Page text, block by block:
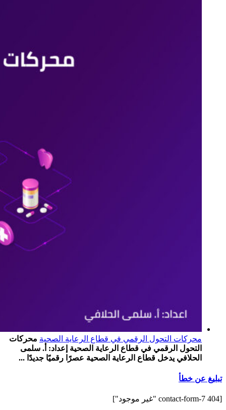
محركات التحول الرقمي في قطاع الرعاية الصحية محركات
التحول الرقمي في قطاع الرعاية الصحية إعداد: أ. سلمى
الحلافي يدخل قطاع الرعاية الصحية عصرًا رقميًا جديدًا ...
تبليغ عن خطأ
[contact-form-7 404 "غير موجود"]